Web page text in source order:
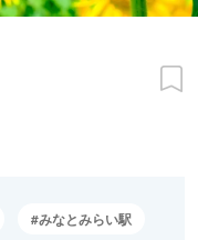
みなとみらい駅